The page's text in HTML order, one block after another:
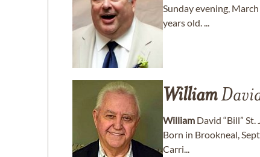
Sunday evening,
years old. ...
William
William David “Bill”
Born in Brookneal,
Carri...